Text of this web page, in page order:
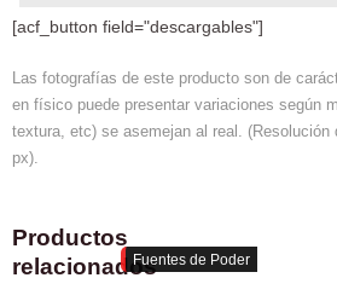
[acf_button field="descargables"]
Las fotografías de este producto son de
en físico puede presentar variaciones según
textura, etc) se asemejan al real. (Resolución
px).
Productos
relacionadosFuentes de Poder